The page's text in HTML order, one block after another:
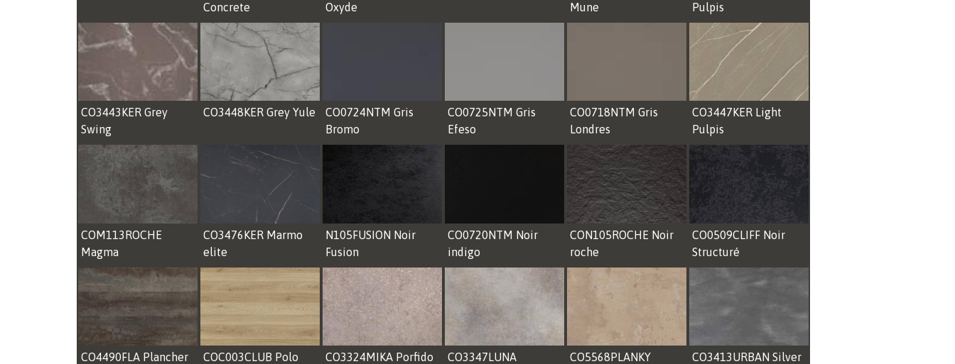
Concrete
Oxyde
Mune
Pulpis
CO3443KER Grey
Swing
CO3448KER Grey Yule
CO0724NTM Gris
Bromo
CO0725NTM Gris
Efeso
CO0718NTM Gris
Londres
CO3447KER Light
Pulpis
COM113ROCHE
Magma
CO3476KER Marmo
elite
N105FUSION Noir
Fusion
CO0720NTM Noir
indigo
CON105ROCHE Noir
roche
CO0509CLIFF Noir
Structuré
CO4490FLA Plancher
COC003CLUB Polo
CO3324MIKA Porfido
CO3347LUNA
CO5568PLANKY
CO3413URBAN Silver